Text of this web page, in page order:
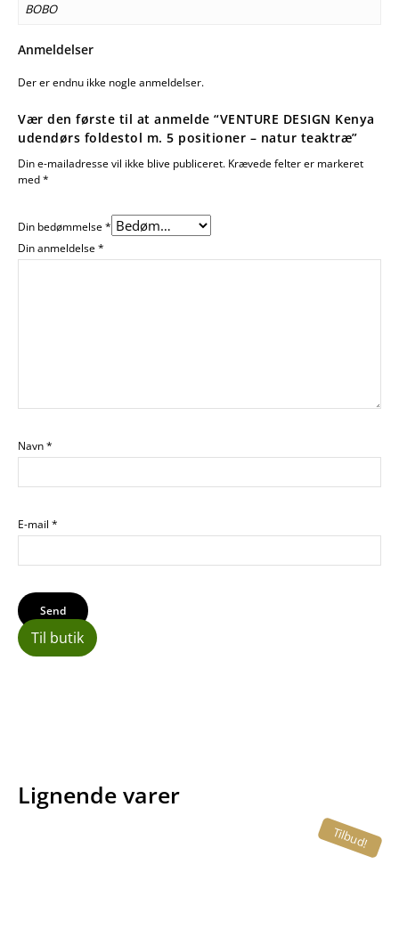
BOBO
Anmeldelser
Der er endnu ikke nogle anmeldelser.
Vær den første til at anmelde “VENTURE DESIGN Kenya
udendørs foldestol m. 5 positioner – natur teaktræ”
Din e-mailadresse vil ikke blive publiceret. Krævede felter er markeret
med*
Din bedømmelse*
Din anmeldelse*
Navn*
E-mail *
Til butik
Lignende varer
Tilbud!